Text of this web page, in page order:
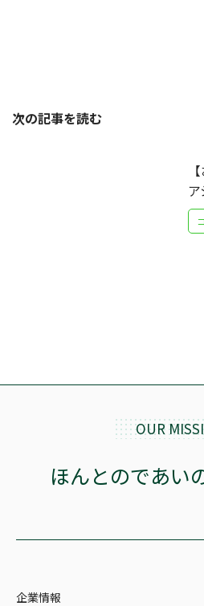
次の記事を読む
OUR
ほんとのであい
企業情報